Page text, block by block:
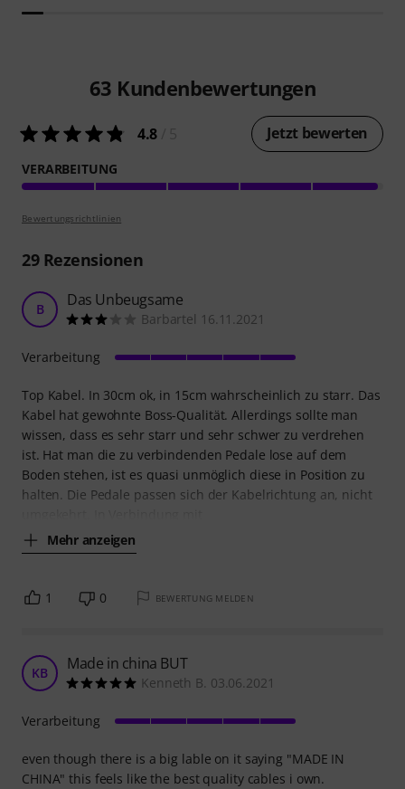
63 Kundenbewertungen
4.8 Jetzt bewerten
VERARBEITUNG
Bewertungsrichtlinien
29Rezensionen
B Das Unbeugsame
Barbartel 16.11.2021
Top Kabel. In 30cm ok, in 15cm wahrscheinlich zu starr. Das
Kabel hat gewohnte Boss-Qualität. Allerdings sollte man
wissen, dass es sehr starr und sehr schwer zu verdrehen
ist. Hat man die zu verbindenden Pedale lose auf dem
Boden stehen, ist es quasi unmöglich diese in Position zu
halten. Die Pedale passen sich der Kabelrichtung an, nicht
Mehr anzeigen
Verarbeitung
1 0 BEWERTUNG MELDEN
KB Made in china BUT
Kenneth B. 03.06.2021
even though there is a big lable on it saying "MADE IN
CHINA" this feels like the best quality cables i own.
Verarbeitung